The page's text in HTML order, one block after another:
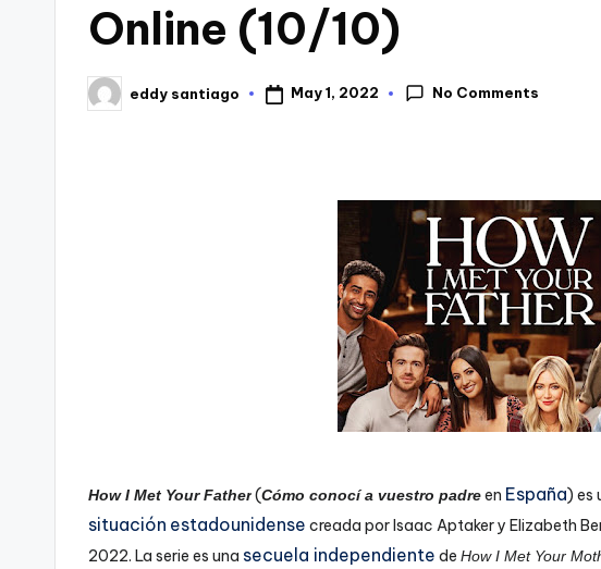
Online (10/10)
Posted
by
eddy santiago May 1, 2022 No Comments
How I Met Your Father(Cómo conocí a vuestro padreen España) es
situación estadounidense creada por Isaac Aptaker y Elizabeth
2022. ​ La serie es una secuela independiente de How I Met Your